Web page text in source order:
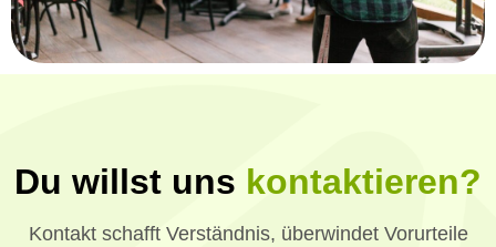
Du willst uns kontaktieren?
Kontakt schafft Verständnis, überwindet Vorurteile